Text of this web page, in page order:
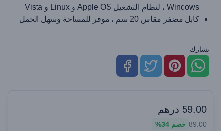
Windows ، لنظام التشغيل Apple OS و Linux و Vista
كابل مضفر مقاس 20 سم ، موفر للمساحة وسهل الحمل
يشارك
59.00 درهم
89.00 خصم 34%